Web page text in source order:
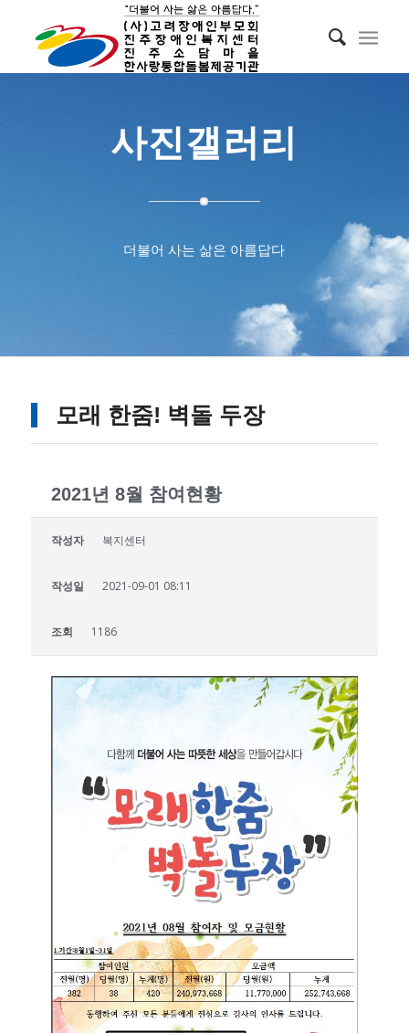
사진갤러리
더불어 사는 삶은 아름답다
모래 한줌! 벽돌 두장
2021년 8월 참여현황
작성자 복지센터
작성일 2021-09-01 08:11
조회 1186